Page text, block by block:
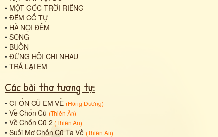
• MỘT GÓC TRỜI RIÊNG
• ĐÊM CỔ TỰ
• HÀ NỘI ĐÊM
• SÓNG
• BUỒN
• ĐỪNG HỎI CHI NHAU
• TRẢ LẠI EM
Các bài thơ tương tự:
• CHỐN CŨ EM VỀ (Hồng Dương)
• Về Chốn Cũ (Thiên Ân)
• Về Chốn Cũ 2 (Thiên Ân)
• Suối Mơ Chốn Cũ Ta Về (Thiên Ân)